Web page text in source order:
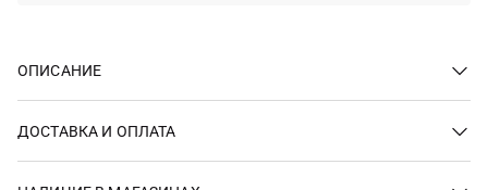
ОПИСАНИЕ
ДОСТАВКА И ОПЛАТА